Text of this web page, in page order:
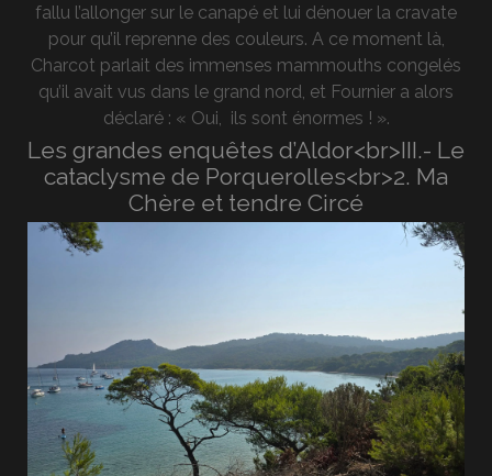
fallu l’allonger sur le canapé et lui dénouer la cravate
pour qu’il reprenne des couleurs. A ce moment là,
Charcot parlait des immenses mammouths congelés
qu’il avait vus dans le grand nord, et Fournier a alors
déclaré : « Oui, ils sont énormes ! ».
Les grandes enquêtes d’Aldor<br>III.- Le
cataclysme de Porquerolles<br>2. Ma
Chère et tendre Circé